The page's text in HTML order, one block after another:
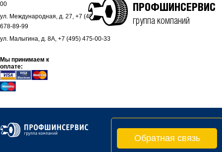
00
ул. Международная, д. 27, +7 (495)
678-89-99
ул. Малыгина, д. 8А, +7 (495) 475-00-33
Мы принимаем к
оплате:
ПРОФШИНСЕРВИС
группа компаний
Обратная связь